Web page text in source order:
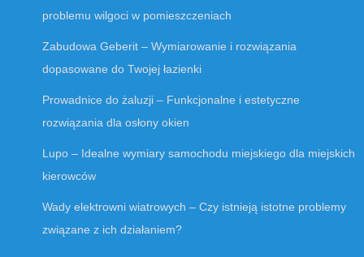
problemu wilgoci w pomieszczeniach
Zabudowa Geberit – Wymiarowanie i rozwiązania
dopasowane do Twojej łazienki
Prowadnice do żaluzji – Funkcjonalne i estetyczne
rozwiązania dla osłony okien
Lupo – Idealne wymiary samochodu miejskiego dla miejskich
kierowców
Wady elektrowni wiatrowych – Czy istnieją istotne problemy
związane z ich działaniem?